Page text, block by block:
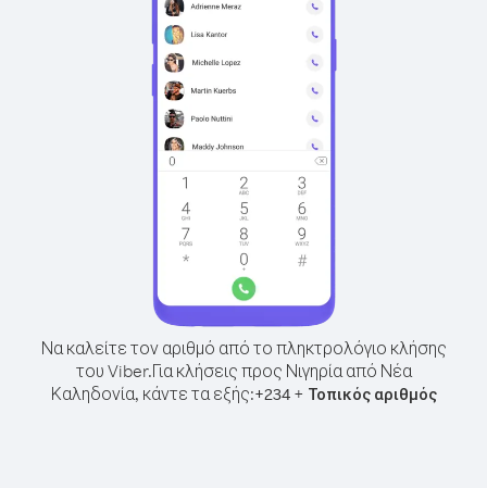
Να καλείτε τον αριθμό από το πληκτρολόγιο κλήσης
του Viber.Για κλήσεις προς Νιγηρία από Νέα
Καληδονία, κάντε τα εξής:+234+ Τοπικός αριθμός